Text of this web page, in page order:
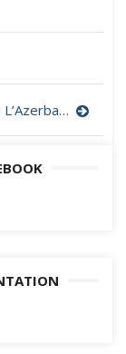
Le Monde : L’Azerbaïdjan face aux crimes de guerre de ses soldats contre des Arméniens